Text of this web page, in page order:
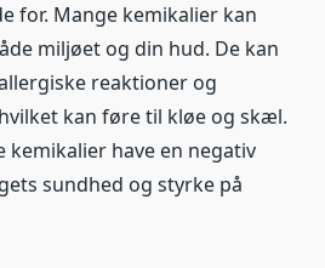
for. Mange kemikalier kan
miljøet og din hud. De kan
reaktioner og
kan føre til kløe og skæl.
kemikalier have en negativ
sundhed og styrke på